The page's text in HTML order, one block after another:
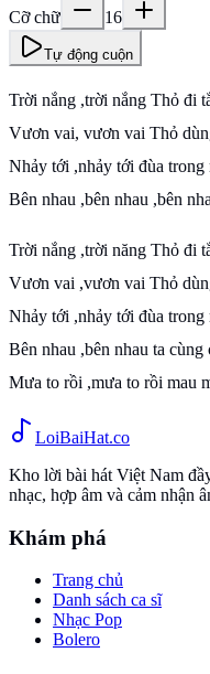
Cỡ chữ
16
Tự động cuộn
Trời nắng ,trời nắng Thỏ đi
Vươn vai, vươn vai Thỏ
Nhảy tới ,nhảy tới đùa trong
Bên nhau ,bên nhau ,bên
Trời nắng ,trời năng Thỏ đi
Vươn vai ,vươn vai Thỏ
Nhảy tới ,nhảy tới đùa trong
Bên nhau ,bên nhau ta cùng
Mưa to rồi ,mưa to rồi mau
LoiBaiHat.co
Kho lời bài hát Việt Nam
nhạc, hợp âm và cảm nhận
Khám phá
Trang chủ
Danh sách ca sĩ
Nhạc Pop
Bolero